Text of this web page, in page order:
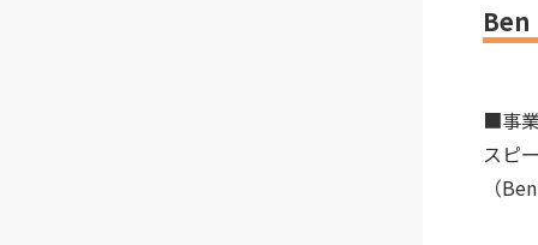
Ben
■事
スピ
（